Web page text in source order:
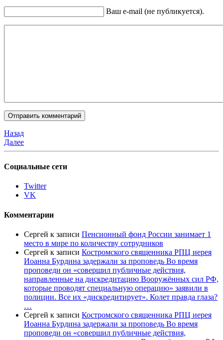
Ваш e-mail (не публикуется).
Назад
Далее
Социальные сети
Twitter
VK
Комментарии
Сергей к записи Пенсионный фонд России занимает 1
место в мире по количеству сотрудников
Сергей к записи Костромского священника РПЦ иерея
Иоанна Бурдина задержали за проповедь Во время
проповеди он «совершил публичные действия,
направленные на дискредитацию Вооружённых сил РФ,
которые проводят специальную операцию» заявили в
полиции. Все их «дискредитирует». Колет правда глаза?
…
Сергей к записи Костромского священника РПЦ иерея
Иоанна Бурдина задержали за проповедь Во время
проповеди он «совершил публичные действия,